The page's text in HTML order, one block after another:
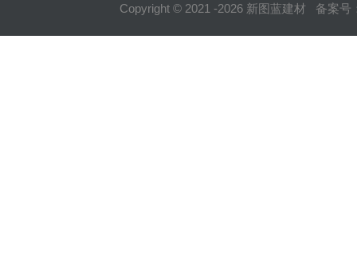
Copyright © 2021 -2026 新图蓝建材 备案号